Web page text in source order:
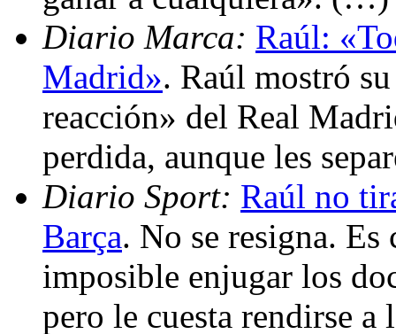
Diario Marca: Raúl:
Madrid». Raúl mostró
reacción» del Real
perdida, aunque les
Diario Sport: Raúl no
Barça. No se resigna. Es
imposible enjugar los
pero le cuesta rendirse